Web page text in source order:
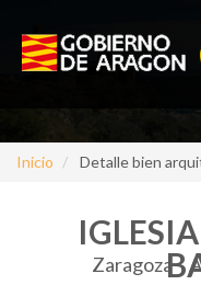
Inicio Detalle bien
Zaragoza -